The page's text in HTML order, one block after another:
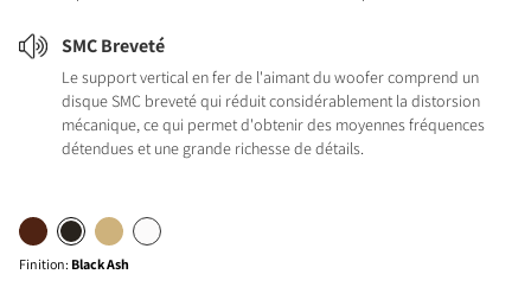
SMC Breveté
Le support vertical en fer de l'aimant du woofer comprend un
disque SMC breveté qui réduit considérablement la distorsion
mécanique, ce qui permet d'obtenir des moyennes fréquences
détendues et une grande richesse de détails.
Finition: Black Ash